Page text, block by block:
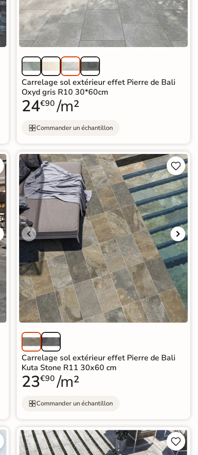
Carrelage sol extérieur effet Pierre de Bali
Oxyd gris R10 30*60cm
24€90 /m²
Commander un échantillon


Carrelage sol extérieur effet Pierre de Bali
Kuta Stone R11 30x60 cm
23€90 /m²
Commander un échantillon

